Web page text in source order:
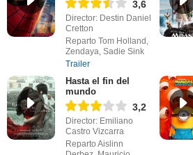
3,6
Director: Destin Daniel
Cretton
Reparto Tom Holland,
Zendaya, Sadie Sink
Trailer
Hasta el fin del
mundo
3,2
Director: Emiliano
Castro Vizcarra
Reparto Aislinn